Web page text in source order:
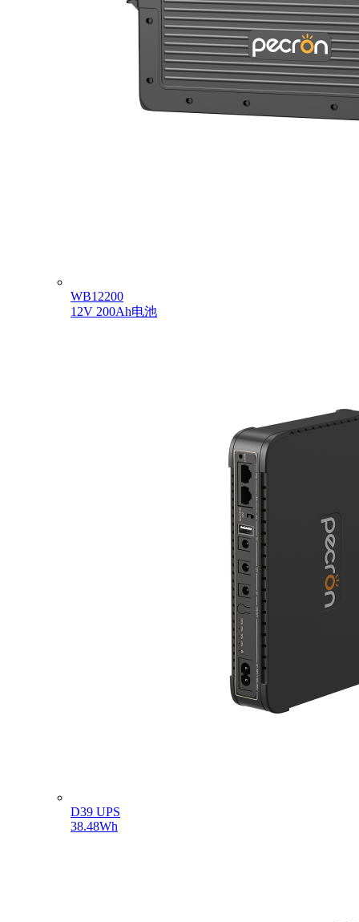
WB12200
12V 200Ah电池
D39 UPS
38.48Wh